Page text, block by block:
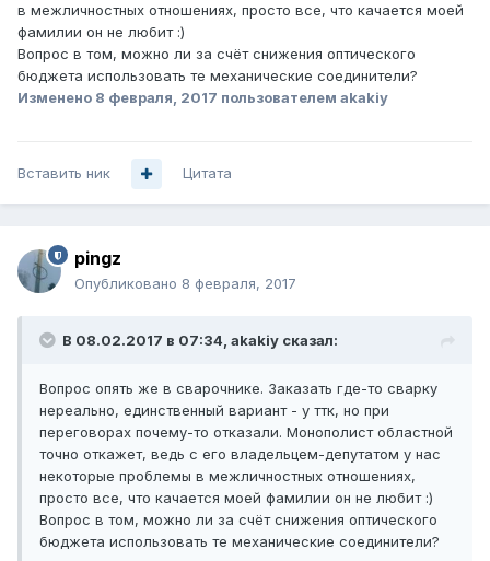
в межличностных отношениях, просто все, что качается моей
фамилии он не любит :)
Вопрос в том, можно ли за счёт снижения оптического
бюджета использовать те механические соединители?
Изменено 8 февраля, 2017 пользователем akakiy
Вставить ник Цитата
pingz
Опубликовано 8 февраля, 2017
В 08.02.2017 в 07:34, akakiy сказал:
Вопрос опять же в сварочнике. Заказать где-то сварку
нереально, единственный вариант - у ттк, но при
переговорах почему-то отказали. Монополист областной
точно откажет, ведь с его владельцем-депутатом у нас
некоторые проблемы в межличностных отношениях,
просто все, что качается моей фамилии он не любит :)
Вопрос в том, можно ли за счёт снижения оптического
бюджета использовать те механические соединители?